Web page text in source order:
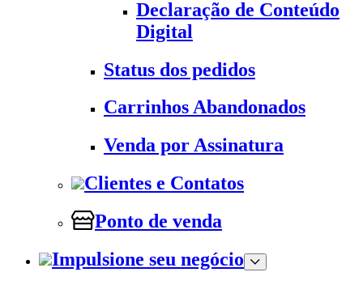
Declaração de Conteúdo
Digital
Status dos pedidos
Carrinhos Abandonados
Venda por Assinatura
Clientes e Contatos
Ponto de venda
Impulsione seu negócio